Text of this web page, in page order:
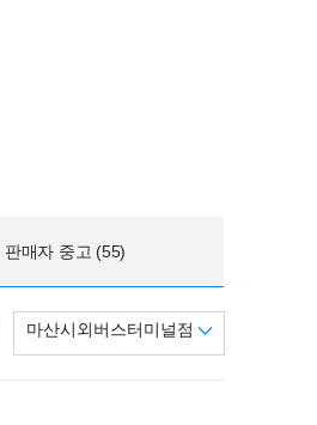
판매자 중고 (55)
마산시외버스터미널점